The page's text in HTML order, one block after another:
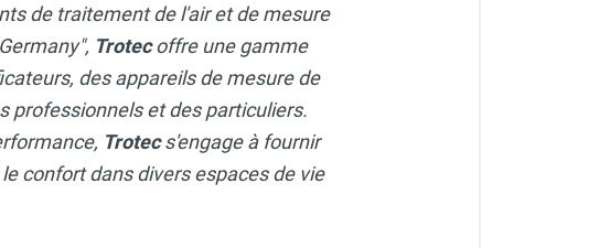
de traitement de l'air et de mesure
Trotecoffre une gamme
des appareils de mesure de
professionnels et des particuliers.
Trotecs'engage à fournir
confort dans divers espaces de vie